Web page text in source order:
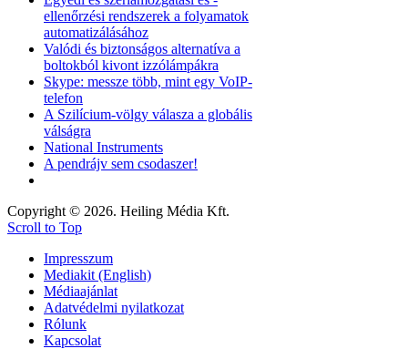
ellenőrzési rendszerek a folyamatok
automatizálásához
Valódi és biztonságos alternatíva a
boltokból kivont izzólámpákra
Skype: messze több, mint egy VoIP-
telefon
A Szilícium-völgy válasza a globális
válságra
National Instruments
A pendrájv sem csodaszer!
Copyright © 2026. Heiling Média Kft.
Scroll to Top
Impresszum
Mediakit (English)
Médiaajánlat
Adatvédelmi nyilatkozat
Rólunk
Kapcsolat